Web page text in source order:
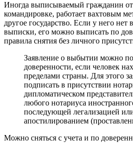
Иногда выписываемый гражданин
командировке, работает вахтовым
другое государство. Если у него нет
выписки, его можно выписать по
правила снятия без личного
Заявление о выбытии можно
доверенности, если человек
пределами страны. Для этого
подписать в присутствии
дипломатическом
любого нотариуса
последующей легализацией
апостилированием
Можно сняться с учета и по